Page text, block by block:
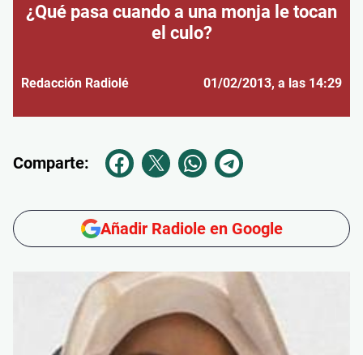
¿Qué pasa cuando a una monja le tocan
el culo?
Redacción Radiolé 01/02/2013, a las 14:29
Comparte:
Añadir Radiole en Google